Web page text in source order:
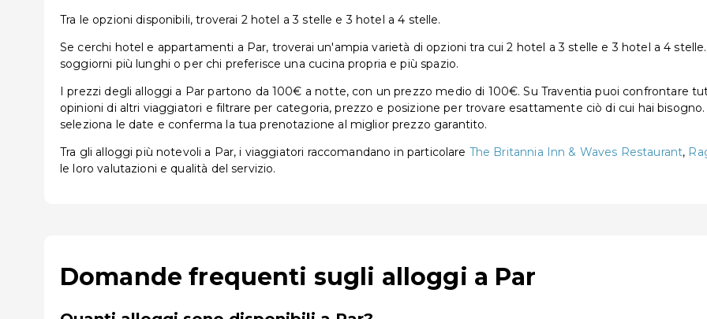
Tra le opzioni disponibili, troverai 2 hotel a 3 stelle e 3 hotel a 4 stelle.
Se cerchi hotel e appartamenti a Par, troverai un'ampia varietà di opzioni tra cui 2 hotel a 3 stelle e 3 hotel a 4
soggiorni più lunghi o per chi preferisce una cucina propria e più spazio.
I prezzi degli alloggi a Par partono da 100€ a notte, con un prezzo medio di 100€. Su Traventia puoi confrontare
opinioni di altri viaggiatori e filtrare per categoria, prezzo e posizione per trovare esattamente ciò di cui hai
seleziona le date e conferma la tua prenotazione al miglior prezzo garantito.
Tra gli alloggi più notevoli a Par, i viaggiatori raccomandano in particolare The Britannia Inn & Waves Restaurant,
le loro valutazioni e qualità del servizio.
Domande frequenti sugli alloggi a Par